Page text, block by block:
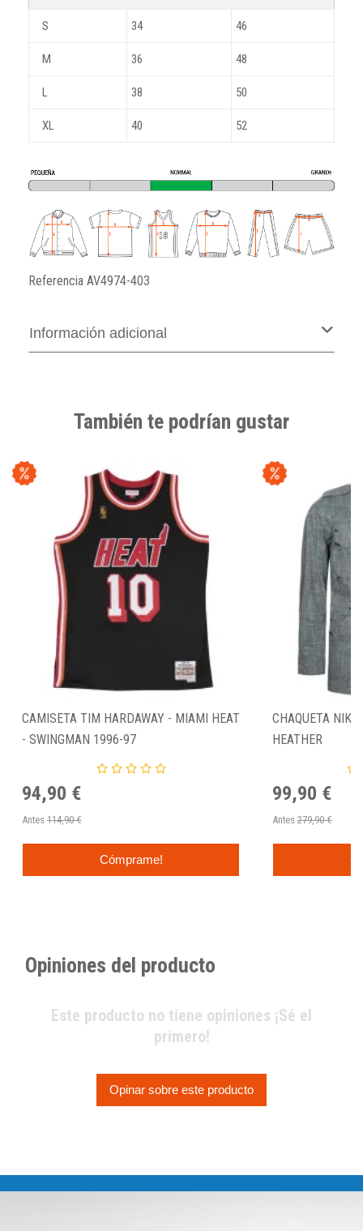
S 34 46
M 36 48
L 38 50
XL 40 52
Referencia AV4974-403
Información adicional
También te podrían gustar
CAMISETA TIM HARDAWAY - MIAMI HEAT
- SWINGMAN 1996-97
94,90 €
Antes 114,90 €
Cómprame!
CHAQUETA
HEATHER
99,90 €
Antes 279,90 €
Opiniones del producto
Este producto no tiene opiniones ¡Sé el
primero!
Opinar sobre este producto